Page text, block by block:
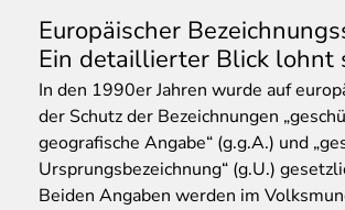
Europäischer
Ein detaillierter Blick lohnt
In den 1990er Jahren wurde auf
der Schutz der Bezeichnungen
geografische Angabe“ (g.g.A.) und
Ursprungsbezeichnung“ (g.U.)
Beiden Angaben werden im